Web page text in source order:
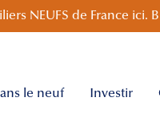
NEUFS de France
le neuf Investir